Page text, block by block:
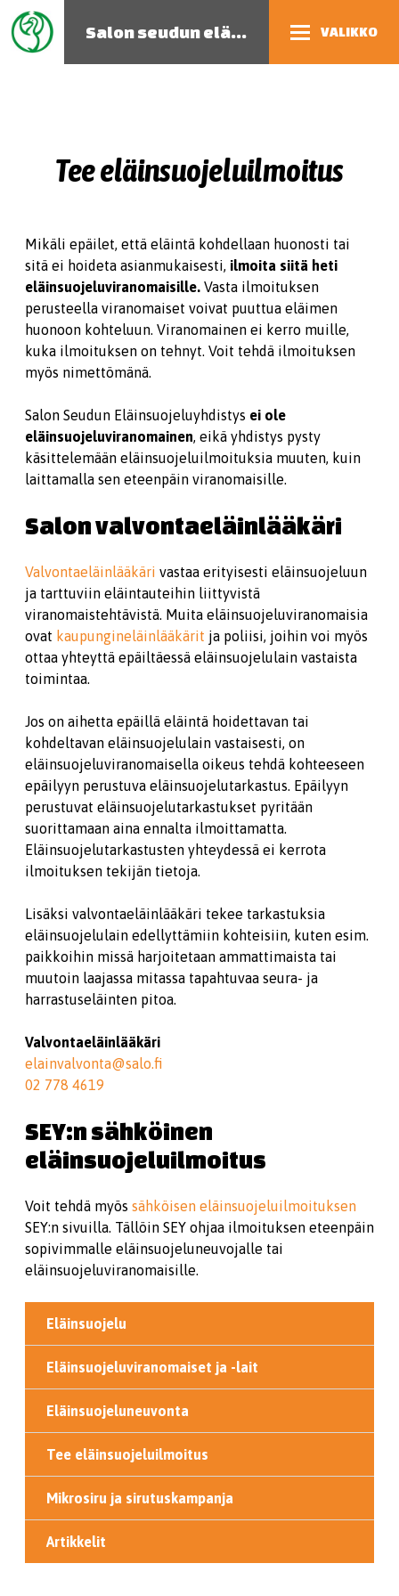
Salon seudun eläinsuojeluyhdistys VALIKKO
Tee eläinsuojeluilmoitus
Mikäli epäilet, että eläintä kohdellaan huonosti tai
sitä ei hoideta asianmukaisesti, ilmoita siitä heti
eläinsuojeluviranomaisille. Vasta ilmoituksen
perusteella viranomaiset voivat puuttua eläimen
huonoon kohteluun. Viranomainen ei kerro muille,
kuka ilmoituksen on tehnyt. Voit tehdä ilmoituksen
myös nimettömänä.
Salon Seudun Eläinsuojeluyhdistys ei ole
eläinsuojeluviranomainen, eikä yhdistys pysty
käsittelemään eläinsuojeluilmoituksia muuten, kuin
laittamalla sen eteenpäin viranomaisille.
Salon valvontaeläinlääkäri
Valvontaeläinlääkäri vastaa erityisesti eläinsuojeluun
ja tarttuviin eläintauteihin liittyvistä
viranomaistehtävistä. Muita eläinsuojeluviranomaisia
ovat kaupungineläinlääkärit ja poliisi, joihin voi myös
ottaa yhteyttä epäiltäessä eläinsuojelulain vastaista
toimintaa.
Jos on aihetta epäillä eläintä hoidettavan tai
kohdeltavan eläinsuojelulain vastaisesti, on
eläinsuojeluviranomaisella oikeus tehdä kohteeseen
epäilyyn perustuva eläinsuojelutarkastus. Epäilyyn
perustuvat eläinsuojelutarkastukset pyritään
suorittamaan aina ennalta ilmoittamatta.
Eläinsuojelutarkastusten yhteydessä ei kerrota
ilmoituksen tekijän tietoja.
Lisäksi valvontaeläinlääkäri tekee tarkastuksia
eläinsuojelulain edellyttämiin kohteisiin, kuten esim.
paikkoihin missä harjoitetaan ammattimaista tai
muutoin laajassa mitassa tapahtuvaa seura- ja
harrastuseläinten pitoa.
Valvontaeläinlääkäri
elainvalvonta@salo.fi
02 778 4619
SEY:n sähköinen
eläinsuojeluilmoitus
Voit tehdä myös sähköisen eläinsuojeluilmoituksen
SEY:n sivuilla. Tällöin SEY ohjaa ilmoituksen eteenpäin
sopivimmalle eläinsuojeluneuvojalle tai
eläinsuojeluviranomaisille.
Eläinsuojelu
Eläinsuojeluviranomaiset ja -lait
Eläinsuojeluneuvonta
Tee eläinsuojeluilmoitus
Mikrosiru ja sirutuskampanja
Artikkelit